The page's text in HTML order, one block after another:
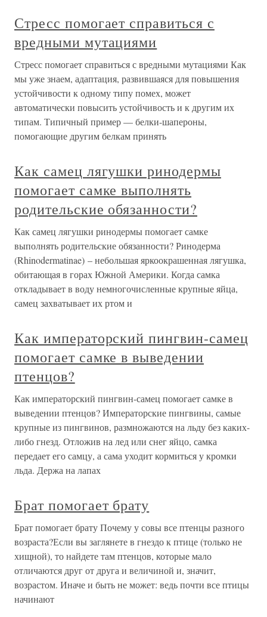
Стресс помогает справиться с
вредными мутациями
Стресс помогает справиться с вредными мутациями Как
мы уже знаем, адаптация, развившаяся для повышения
устойчивости к одному типу помех, может
автоматически повысить устойчивость и к другим их
типам. Типичный пример — белки-шапероны,
помогающие другим белкам принять
Как самец лягушки ринодермы
помогает самке выполнять
родительские обязанности?
Как самец лягушки ринодермы помогает самке
выполнять родительские обязанности? Ринодерма
(Rhinodermatinae) – небольшая яркоокрашенная лягушка,
обитающая в горах Южной Америки. Когда самка
откладывает в воду немногочисленные крупные яйца,
самец захватывает их ртом и
Как императорский пингвин-самец
помогает самке в выведении
птенцов?
Как императорский пингвин-самец помогает самке в
выведении птенцов? Императорские пингвины, самые
крупные из пингвинов, размножаются на льду без каких-
либо гнезд. Отложив на лед или снег яйцо, самка
передает его самцу, а сама уходит кормиться у кромки
льда. Держа на лапах
Брат помогает брату
Брат помогает брату Почему у совы все птенцы разного
возраста?Если вы заглянете в гнездо к птице (только не
хищной), то найдете там птенцов, которые мало
отличаются друг от друга и величиной и, значит,
возрастом. Иначе и быть не может: ведь почти все птицы
начинают